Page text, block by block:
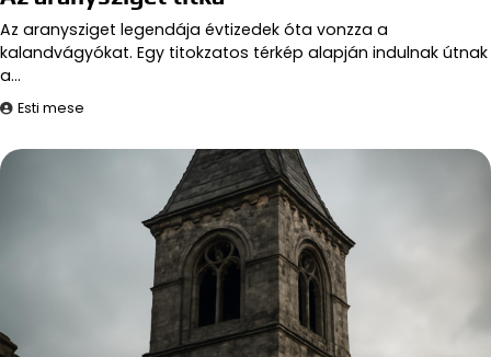
Az aranysziget legendája évtizedek óta vonzza a
kalandvágyókat. Egy titokzatos térkép alapján indulnak útnak
a…
Esti mese